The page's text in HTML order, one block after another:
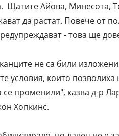
Щатите Айова, Минесота,
да растат. Повече от
- това ще
не са били
условия, които
променили", казва д-р
Хопкинс.